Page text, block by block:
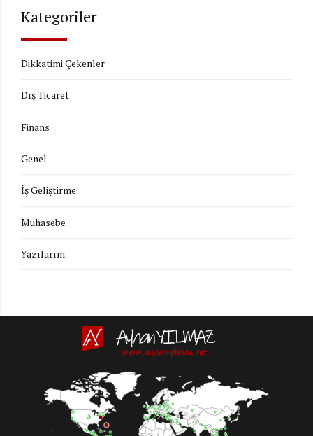
Kategoriler
Dikkatimi Çekenler
Dış Ticaret
Finans
Genel
İş Geliştirme
Muhasebe
Yazılarım